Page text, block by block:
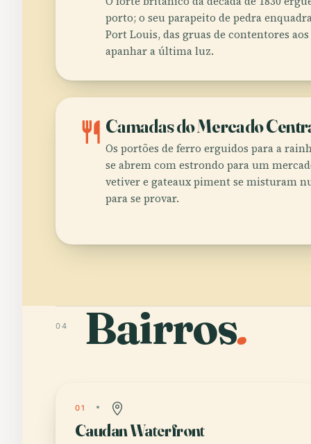
porto; o seu parapeito de pedra
Port Louis, das gruas de contentores
apanhar a última luz.
restaurant Camadas do Mercado
Os portões de ferro erguidos para a
se abrem com estrondo para um
vetiver e gateaux piment se misturam
para se provar.
04 Bairros.
01
Caudan Waterfront